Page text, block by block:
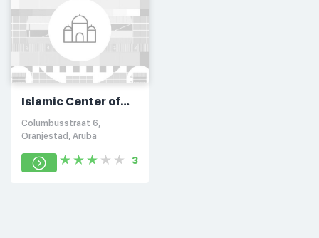
Islamic Center of
Aruba
Columbusstraat 6,
Oranjestad, Aruba
3